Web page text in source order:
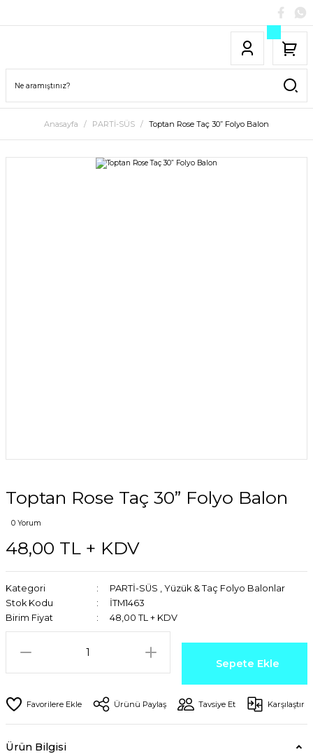
Anasayfa PARTİ-SÜS Toptan Rose Taç 30” Folyo Balon
Toptan Rose Taç 30” Folyo Balon
0 Yorum
48,00 TL + KDV
Kategori PARTİ-SÜS , Yüzük & Taç Folyo Balonlar
Stok Kodu
İTM1463
Birim Fiyat
48,00 TL + KDV
Sepete Ekle
Ürünü Paylaş Tavsiye Et Karşılaştır
Ürün Bilgisi